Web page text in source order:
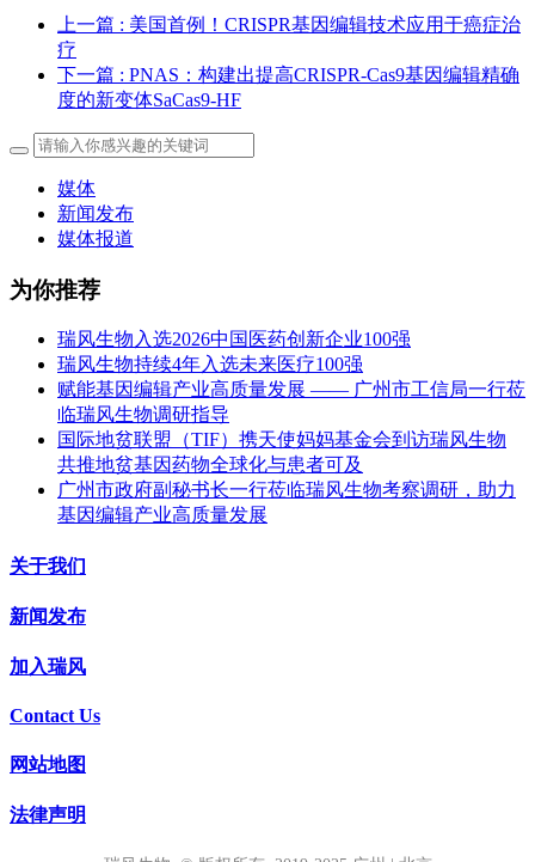
上一篇 : 美国首例！CRISPR基因编辑技术应用于癌症治
疗
下一篇 : PNAS：构建出提高CRISPR-Cas9基因编辑精确
度的新变体SaCas9-HF
媒体
新闻发布
媒体报道
为你推荐
瑞风生物入选2026中国医药创新企业100强
瑞风生物持续4年入选未来医疗100强
赋能基因编辑产业高质量发展 —— 广州市工信局一行莅
临瑞风生物调研指导
国际地贫联盟（TIF）携天使妈妈基金会到访瑞风生物
共推地贫基因药物全球化与患者可及
广州市政府副秘书长一行莅临瑞风生物考察调研，助力
基因编辑产业高质量发展
关于我们
新闻发布
加入瑞风
Contact Us
网站地图
法律声明